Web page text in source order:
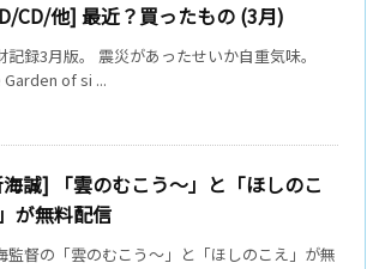
CD/他] 最近？買ったもの (3月)
記録3月版。 震災があったせいか自重気味。
of si ...
誠] 「雲のむこう～」と「ほしのこ
が無料配信
監督の「雲のむこう～」と「ほしのこえ」が無